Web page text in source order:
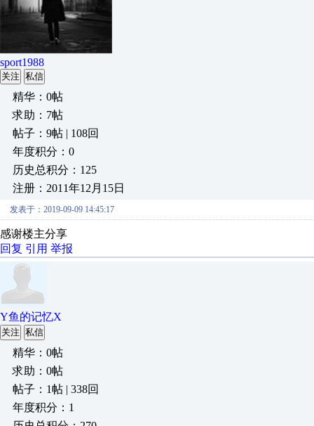
sport1988
关注 私信
精华：0帖
求助：7帖
帖子：9帖 | 108回
年度积分：0
历史总积分：125
注册：2011年12月15日
发表于：2019-09-09 14:45:17
感谢楼主分享
回复 引用 举报
Y鱼的记忆X
关注 私信
精华：0帖
求助：0帖
帖子：1帖 | 338回
年度积分：1